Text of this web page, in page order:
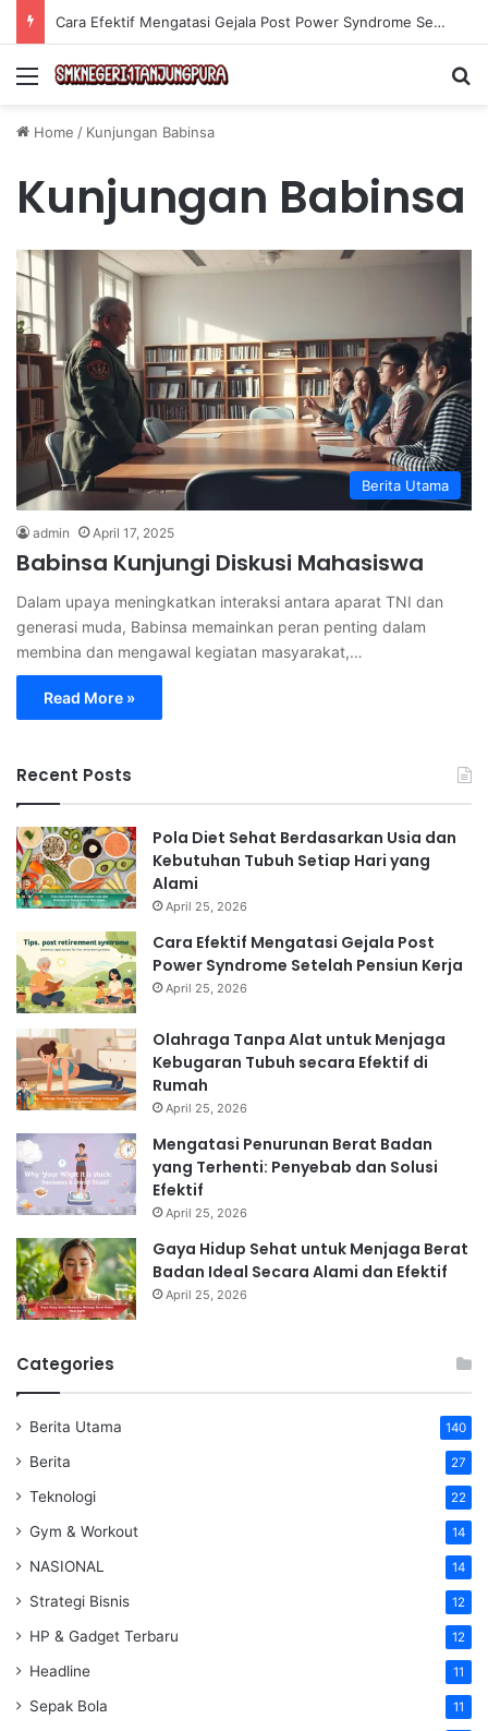
Cara Efektif Mengatasi Gejala Post Power Syndrome Setelah Pensiun Kerja
Menu
Home / Kunjungan Babinsa
Kunjungan Babinsa
Berita Utama
admin April 17, 2025
Babinsa Kunjungi Diskusi Mahasiswa
Dalam upaya meningkatkan interaksi antara aparat TNI dan
generasi muda, Babinsa memainkan peran penting dalam
membina dan mengawal kegiatan masyarakat,…
Read More »
Recent Posts
Pola Diet Sehat Berdasarkan Usia dan
Kebutuhan Tubuh Setiap Hari yang
Alami
April 25, 2026
Cara Efektif Mengatasi Gejala Post
Power Syndrome Setelah Pensiun Kerja
April 25, 2026
Olahraga Tanpa Alat untuk Menjaga
Kebugaran Tubuh secara Efektif di
Rumah
April 25, 2026
Mengatasi Penurunan Berat Badan
yang Terhenti: Penyebab dan Solusi
Efektif
April 25, 2026
Gaya Hidup Sehat untuk Menjaga Berat
Badan Ideal Secara Alami dan Efektif
April 25, 2026
Categories
Berita Utama 140
Berita 27
Teknologi 22
Gym & Workout 14
NASIONAL 14
Strategi Bisnis 12
HP & Gadget Terbaru 12
Headline 11
Sepak Bola 11